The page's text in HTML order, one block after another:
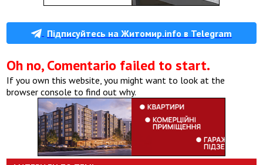
Підписуйтесь на Житомир.info в Telegram
Oh no, Comentario failed to start.
If you own this website, you might want to look at the
browser console to find out why.